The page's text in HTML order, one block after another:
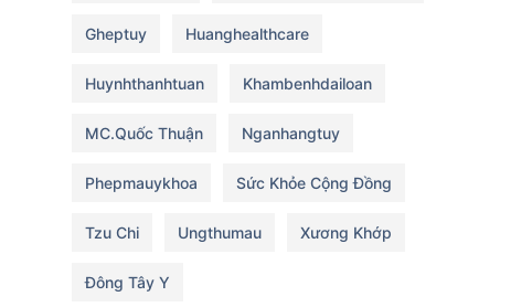
Gheptuy Huanghealthcare
Huynhthanhtuan Khambenhdailoan
MC.Quốc Thuận Nganhangtuy
Phepmauykhoa Sức Khỏe Cộng Đồng
Tzu Chi Ungthumau Xương Khớp
Đông Tây Y